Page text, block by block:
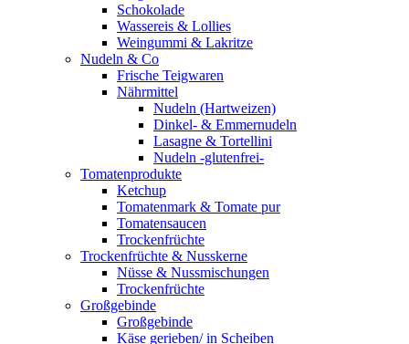
Schokolade
Wassereis & Lollies
Weingummi & Lakritze
Nudeln & Co
Frische Teigwaren
Nährmittel
Nudeln (Hartweizen)
Dinkel- & Emmernudeln
Lasagne & Tortellini
Nudeln -glutenfrei-
Tomatenprodukte
Ketchup
Tomatenmark & Tomate pur
Tomatensaucen
Trockenfrüchte
Trockenfrüchte & Nusskerne
Nüsse & Nussmischungen
Trockenfrüchte
Großgebinde
Großgebinde
Käse gerieben/ in Scheiben